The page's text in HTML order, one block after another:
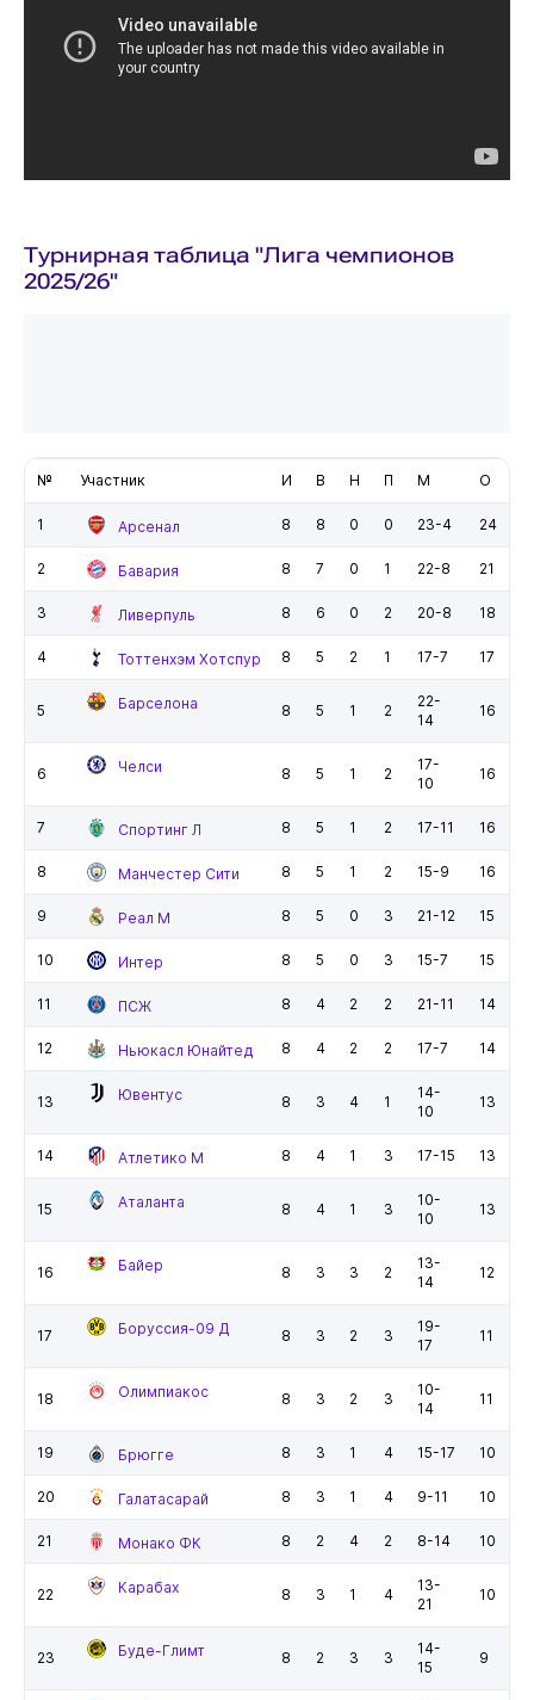
Турнирная таблица "Лига чемпионов
2025/26"
№ Участник И В Н П М О
1 Арсенал 8 8 0 0 23-4 24
2 Бавария 8 7 0 1 22-8 21
3 Ливерпуль 8 6 0 2 20-8 18
4 Тоттенхэм Хотспур 8 5 2 1 17-7 17
5 Барселона 8 5 1 2
22-
14
16
6 Челси 8 5 1 2
17-
10
16
7 Спортинг Л 8 5 1 2 17-11 16
8 Манчестер Сити 8 5 1 2 15-9 16
9 Реал М 8 5 0 3 21-12 15
10 Интер 8 5 0 3 15-7 15
11 ПСЖ 8 4 2 2 21-11 14
12 Ньюкасл Юнайтед 8 4 2 2 17-7 14
13 Ювентус 8 3 4 1
14-
10
13
14 Атлетико М 8 4 1 3 17-15 13
15 Аталанта 8 4 1 3
10-
10
13
16 Байер 8 3 3 2
13-
14
12
17 Боруссия-09 Д 8 3 2 3
19-
17
11
18 Олимпиакос 8 3 2 3
10-
14
11
19 Брюгге 8 3 1 4 15-17 10
20 Галатасарай 8 3 1 4 9-11 10
21 Монако ФК 8 2 4 2 8-14 10
22 Карабах 8 3 1 4
13-
21
10
23 Буде-Глимт 8 2 3 3
14-
15
9